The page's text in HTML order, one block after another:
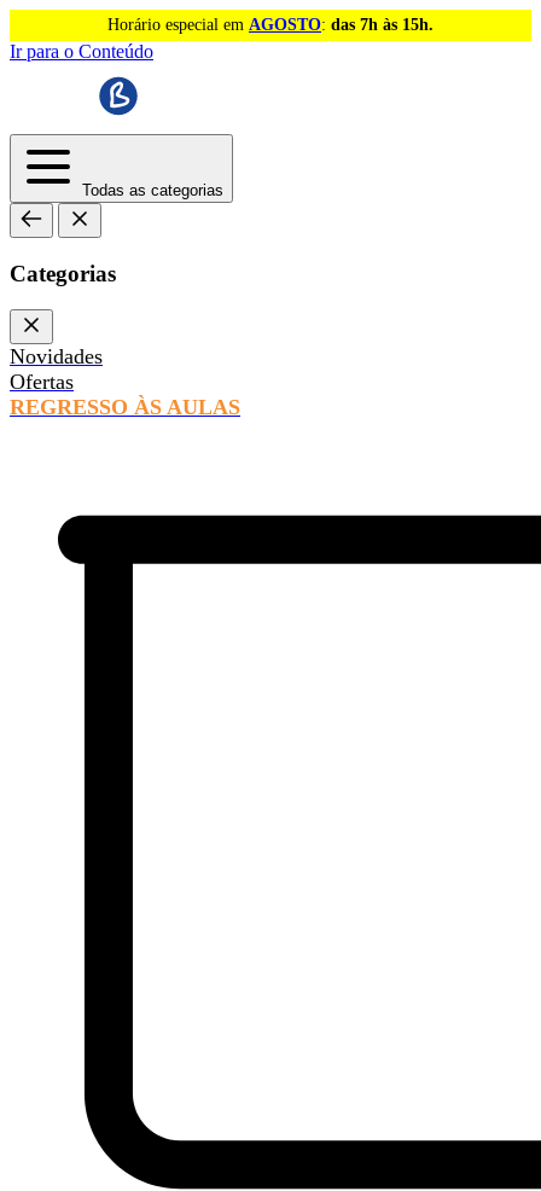
Horário especial em AGOSTO: das 7h às 15h.
Ir para o Conteúdo
Todas as categorias
Categorias
Novidades
Ofertas
REGRESSO ÀS AULAS